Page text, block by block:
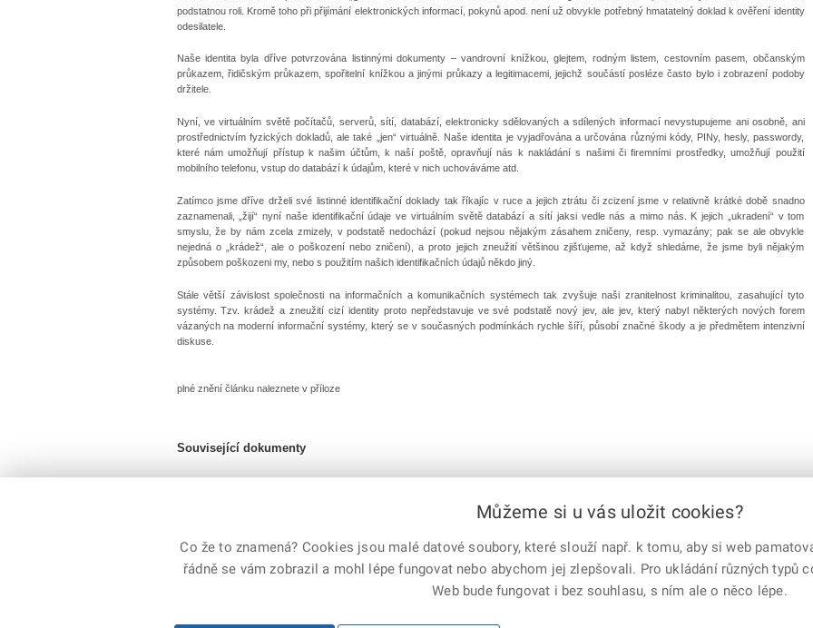
podstatnou roli. Kromě toho při přijímání elektronických informací, pokynů apod. není už obvykle potřebný hmatatelný doklad k ověření identity
odesilatele.
Naše identita byla dříve potvrzována listinnými dokumenty – vandrovní knížkou, glejtem, rodným listem, cestovním pasem, občanským
průkazem, řidičským průkazem, spořitelní knížkou a jinými průkazy a legitimacemi, jejichž součástí posléze často bylo i zobrazení podoby
držitele.
Nyní, ve virtuálním světě počítačů, serverů, sítí, databází, elektronicky sdělovaných a sdílených informací nevystupujeme ani osobně, ani
prostřednictvím fyzických dokladů, ale také „jen“ virtuálně. Naše identita je vyjadřována a určována různými kódy, PINy, hesly, passwordy,
které nám umožňují přístup k našim účtům, k naší poště, opravňují nás k nakládání s našimi či firemními prostředky, umožňují použití
mobilního telefonu, vstup do databází k údajům, které v nich uchováváme atd.
Zatímco jsme dříve drželi své listinné identifikační doklady tak říkajíc v ruce a jejich ztrátu či zcizení jsme v relativně krátké době snadno
zaznamenali, „žijí“ nyní naše identifikační údaje ve virtuálním světě databází a sítí jaksi vedle nás a mimo nás. K jejich „ukradení“ v tom
smyslu, že by nám zcela zmizely, v podstatě nedochází (pokud nejsou nějakým zásahem zničeny, resp. vymazány; pak se ale obvykle
nejedná o „krádež“, ale o poškození nebo zničení), a proto jejich zneužití většinou zjišťujeme, až když shledáme, že jsme byli nějakým
způsobem poškozeni my, nebo s použitím našich identifikačních údajů někdo jiný.
Stále větší závislost společnosti na informačních a komunikačních systémech tak zvyšuje naši zranitelnost kriminalitou, zasahující tyto
systémy. Tzv. krádež a zneužití cizí identity proto nepředstavuje ve své podstatě nový jev, ale jev, který nabyl některých nových forem
vázaných na moderní informační systémy, který se v současných podmínkách rychle šíří, působí značné škody a je předmětem intenzivní
diskuse.
plné znění článku naleznete v příloze
Související dokumenty
vytisknout
Corp.
Facebook
Můžeme si u vás uložit cookies?
Co že to znamená? Cookies jsou malé datové soubory, které slouží např. k tomu, aby si web
řádně se vám zobrazil a mohl lépe fungovat nebo abychom jej zlepšovali. Pro ukládání různých typů
Web bude fungovat i bez souhlasu, s ním ale o něco lépe.